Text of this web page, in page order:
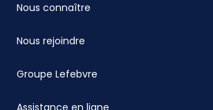
Nous connaître
Nous rejoindre
Groupe Lefebvre
Assistance en ligne